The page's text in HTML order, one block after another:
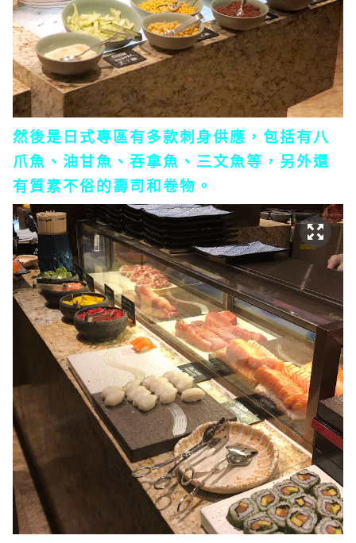
然後是日式專區有多款刺身供應，包括有八
爪魚、油甘魚、吞拿魚、三文魚等，另外還
有質素不俗的壽司和卷物。